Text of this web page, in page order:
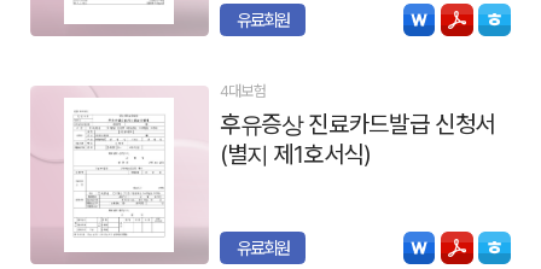
유료회원
4대보험
후유증상 진료카드발급 신청서
(별지 제1호서식)
유료회원